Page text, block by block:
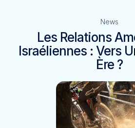
News
Les Relations
Israéliennes : Vers
Ère ?